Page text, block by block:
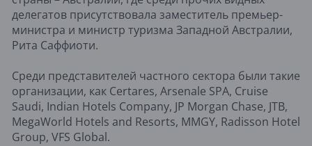
делегатов присутствовала заместитель премьер-
министра и министр туризма Западной Австралии,
Рита Саффиоти.
Среди представителей частного сектора были такие
организации, как Certares, Arsenale SPA, Cruise
Saudi, Indian Hotels Company, JP Morgan Chase, JTB,
MegaWorld Hotels and Resorts, MMGY, Radisson Hotel
Group, VFS Global.